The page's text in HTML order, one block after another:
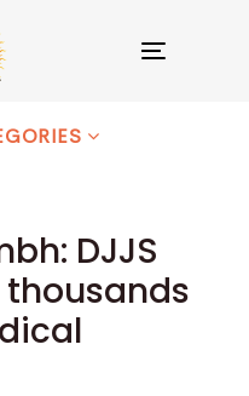
DJJS